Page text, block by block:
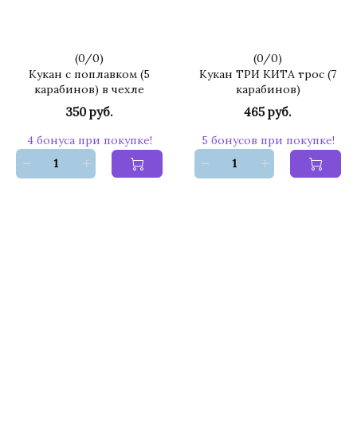
(0/0)
Кукан с поплавком (5
карабинов) в чехле
350 руб.
4 бонуса при покупке!
(0/0)
Кукан ТРИ КИТА трос (7
карабинов)
465 руб.
5 бонусов при покупке!